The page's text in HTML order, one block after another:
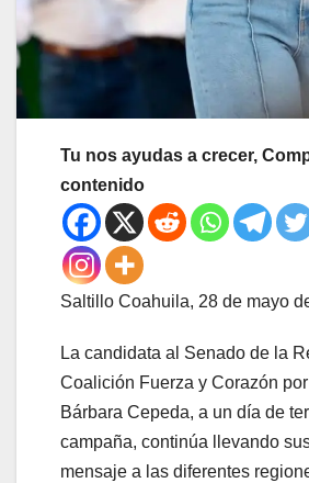
Tu nos ayudas a crecer,
contenido
Saltillo Coahuila, 28 de mayo
La candidata al Senado de la
Coalición Fuerza y Corazón
Bárbara Cepeda, a un día de
campaña, continúa llevando
mensaje a las diferentes